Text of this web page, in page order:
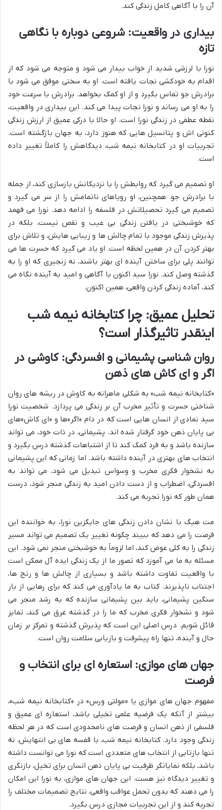
آن را با آگاهی کامل زندگی کند.
بیداری در واقعیت: شروعی دوباره با نگاهی
تازه
نورا با لرزشی شدید از خواب بیدار می شود و متوجه می شود که از
اقدام به خودکشی نجات یافته است. او به سختی موفق می شود با
برادرش جو تماس بگیرد و از او کمک بخواهد. برادرش با سرعت خود
را به او می رساند و نورا نجات پیدا می کند. این بیداری در واقعیت،
نقطه عطفی در زندگی نورا است. او حالا با درکی عمیق از ارزش زندگی
کنونی اش و پتانسیل هایی که هنوز دارد، به جهان بازگشته است.
تجربیات او در کتابخانه نیمه شب، دیدگاهش را کاملاً تغییر داده
است.
او تصمیم می گیرد که روابطش را با نزدیکانش بازسازی کند، از جمله
با برادرش جو. همچنین، او رویاهای ناتمامش را از سر می گیرد و
تصمیم می گیرد تحصیلاتش در فلسفه را ادامه دهد. نورا می فهمد
که خوشبختی در یافتن زندگی بی عیب و نقص نیست، بلکه در
پذیرش زندگی موجود با تمام چالش ها و زیبایی هایش، و تلاش برای
بهتر کردن آن در همین لحظه است. او یاد می گیرد که حسرت ها می
توانند پلی برای ساختن آینده ای بهتر باشند، نه زنجیری که او را به
گذشته وصل کند. نورا سید اکنون با آگاهی و امید به آینده نگاه می
کند، آماده زندگی کردن واقعی، همین اکنون.
تحلیل عمیق: چرا کتابخانه نیمه شب
اینقدر تاثیرگذار است؟
روان شناسی پشیمانی و افسردگی: کاوشی در
اگر و ای کاش های ذهن
«کتابخانه نیمه شب» به شکلی ماهرانه به کاوش در ریشه های روان
شناختی حسرت و تأثیر مخرب آن بر زندگی می پردازد. شخصیت نورا
سید نمادی از انسان هایی است که در دام «اگر»ها و «ای کاش»های
بی پایان ذهن خود گرفتار شده اند. پشیمانی، در ذات خود، می تواند
سازنده باشد و به فرد کمک کند تا از اشتباهات گذشته درس بگیرد و
انتخاب های بهتری در آینده داشته باشد. اما زمانی که این پشیمانی
به نشخوار فکری مخرب و وسواس تبدیل می شود، می تواند به
افسردگی، اضطراب و از دست دادن امید به زندگی منجر شود، درست
همان طور که نورا تجربه می کند.
مت هیگ با نشان دادن زندگی های جایگزین نورا، به خواننده این
فرصت را می دهد که ببیند چگونه تغییر یک تصمیم می تواند مسیر
زندگی را به کلی عوض کند، اما لزوماً به خوشبختی منجر نمی شود. این
مسئله به ما می آموزد که تصور ما از یک زندگی ایده آل ممکن است
با واقعیت تفاوت داشته باشد و بسیاری از چالش ها و رنج ها،
اجتناب ناپذیرند. کتاب به ما یادآوری می کند که برای رهایی از بار
سنگین پشیمانی، باید بین پشیمانی سازنده که به رشد منجر می
شود و نشخوار فکری مخرب که ما را در گذشته غرق می کند، تمایز
قائل شویم. درس اصلی این است که پذیرش گذشته و تمرکز بر زمان
حال و آینده، تنها راه پیشرفت و بازیابی سلامت روان است.
جهان های موازی: استعاره ای برای انتخاب و
فرصت
مفهوم جهان های موازی یا «مولتی ورس» در «کتابخانه نیمه شب»،
بیشتر از آنکه یک فرضیه علمی تخیلی باشد، استعاره ای عمیق و
فلسفی از ذهن انسان و فرصت های نامحدودی است که در هر لحظه
زندگی وجود دارد. کتابخانه نیمه شب، با قفسه های بی انتهایش، نه
تنها بازتابی از انتخاب های متعددی است که نورا می توانست داشته
باشد، بلکه نمایانگر ظرفیت بی پایان ذهن انسان برای تخیل، بازنگری
و تغییر دیدگاه نیز هست. این جهان های موازی، به نورا این امکان
را می دهند که بدون تحمل عواقب واقعی، نتایج تصمیمات مختلف را
تجربه کند و از این تجربیات مجازی درس بگیرد.